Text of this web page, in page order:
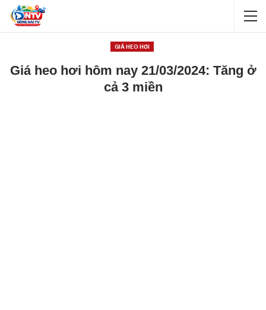
GIÁ HEO HƠI
Giá heo hơi hôm nay 21/03/2024: Tăng ở
cả 3 miền